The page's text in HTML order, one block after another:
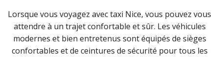
Lorsque vous voyagez avec taxi Nice, vous pouvez vous
attendre à un trajet confortable et sûr. Les véhicules
modernes et bien entretenus sont équipés de sièges
confortables et de ceintures de sécurité pour tous les